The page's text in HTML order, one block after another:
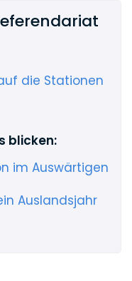
die Stationen
blicken:
im Auswärtigen
Auslandsjahr